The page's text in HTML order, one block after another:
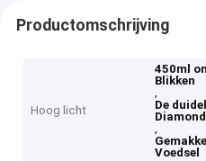
Productomschrijving
Hoog licht
450ml
Blikken
,
De
,
Voedsel